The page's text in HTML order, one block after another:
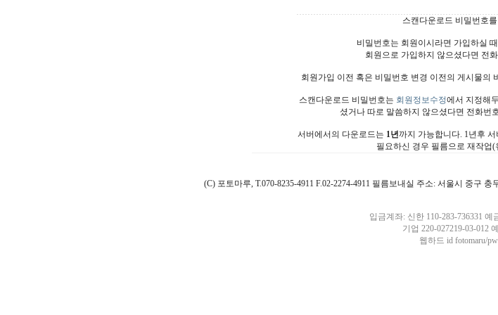
스캔다운로드 비밀번호
비밀번호는 회원이시라면 가입하실
회원으로 가입하지 않으셨다면 전
회원가입 이전 혹은 비밀번호 변경 이전의 게시물의
스캔다운로드 비밀번호는 회원정보수정에서 지정해
셨거나 따로 말씀하지 않으셨다면 전화번
서버에서의 다운로드는 1년까지 가능합니다. 1년후
필요하신 경우 필름으로 재작업
(C) 포토마루, T.070-8235-4911 F.02-2274-4911 필름보내실 주소: 서울시 중구
입금계좌: 신한 110-283-736331
기업 220-027219-03-012
웹하드 id fotomaru/